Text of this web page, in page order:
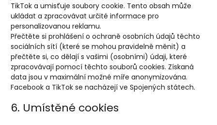
TikTok a umisťuje soubory cookie. Tento obsah může
ukládat a zpracovávat určité informace pro
personalizovanou reklamu.
Přečtěte si prohlášení o ochraně osobních údajů těchto
sociálních sítí (které se mohou pravidelně měnit) a
přečtěte si, co dělají s vašimi (osobními) údaji, které
zpracovávají pomocí těchto souborů cookies. Získaná
data jsou v maximální možné míře anonymizována.
Facebook a TikTok se nacházejí ve Spojených státech.
6. Umístěné cookies